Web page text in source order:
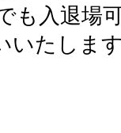
も入退場
いたしま